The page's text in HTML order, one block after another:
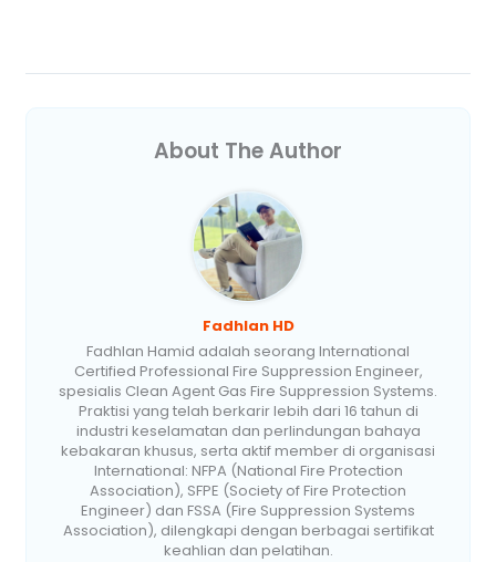
About The Author
Fadhlan HD
Fadhlan Hamid adalah seorang International
Certified Professional Fire Suppression Engineer,
spesialis Clean Agent Gas Fire Suppression Systems.
Praktisi yang telah berkarir lebih dari 16 tahun di
industri keselamatan dan perlindungan bahaya
kebakaran khusus, serta aktif member di organisasi
International: NFPA (National Fire Protection
Association), SFPE (Society of Fire Protection
Engineer) dan FSSA (Fire Suppression Systems
Association), dilengkapi dengan berbagai sertifikat
keahlian dan pelatihan.